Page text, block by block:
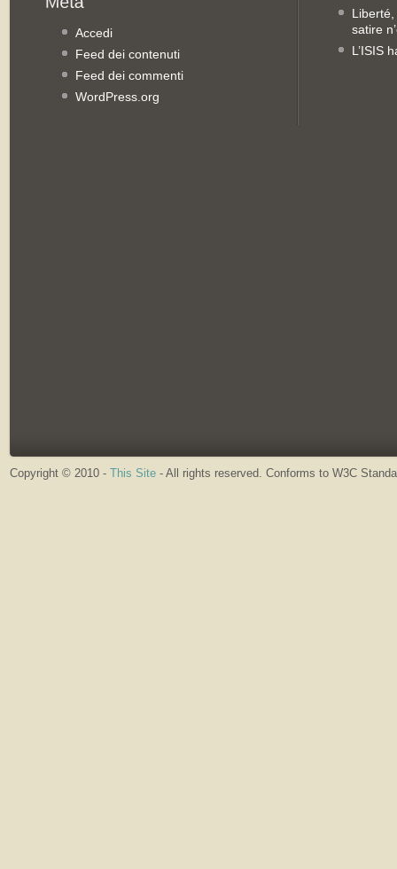
Accedi
Feed dei contenuti
Feed dei commenti
WordPress.org
satire
L’ISIS
Copyright © 2010 - This Site - All rights reserved. Conforms to W3C